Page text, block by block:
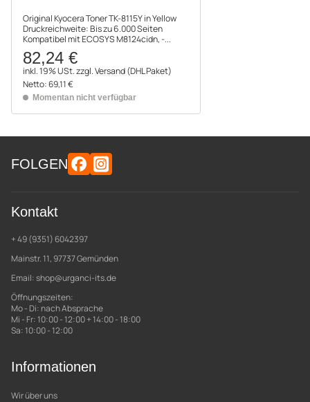
Original Kyocera Toner TK-8115Y in Yellow
Druckreichweite: Bis zu 6.000 Seiten
Kompatibel mit ECOSYS M8124cidn, -...
82,24 €
inkl. 19% USt.zzgl.Versand(DHL Paket)
Netto:69,11 €
Momentan nicht verfügbar
FOLGEN
Kontakt
+ 49 (9351) 6042397
Mainstr. 11, 97737 Gemünden
Email:shop@urganci-its.de
Öffnungszeiten:
Mo - Di: nach Absprache
Mi - Fr: 10:00 - 12:00 + 14:00 - 18:00
Sa: 10:00 - 12:00
Informationen
Wir über uns